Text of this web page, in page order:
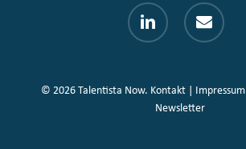
linkedin email
© 2026 Talentista Now. Kontakt Impressum
Newsletter